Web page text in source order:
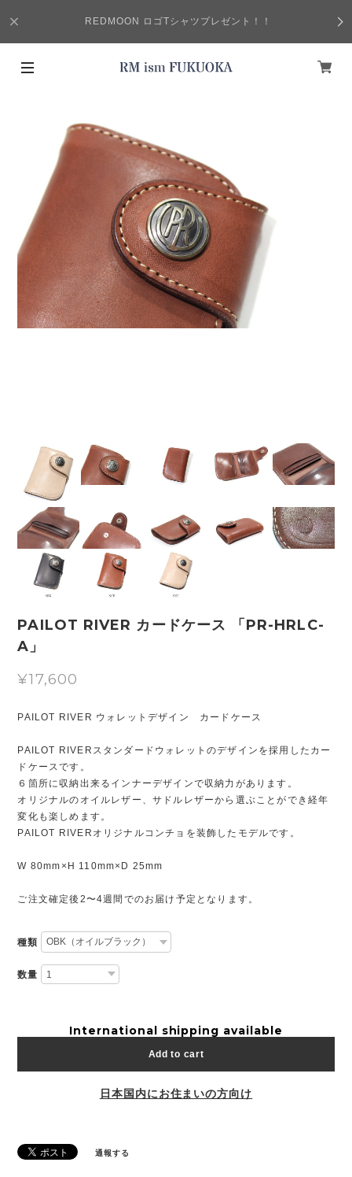
REDMOON ロゴTシャツプレゼント！！
PAILOT RIVER カードケース 「PR-HRLC-
A」
¥17,600
PAILOT RIVER ウォレットデザイン カードケース
PAILOT RIVERスタンダードウォレットのデザインを採用したカー
ドケースです。
６箇所に収納出来るインナーデザインで収納力があります。
オリジナルのオイルレザー、サドルレザーから選ぶことができ経年
変化も楽しめます。
PAILOT RIVERオリジナルコンチョを装飾したモデルです。
W 80mm×H 110mm×D 25mm
ご注文確定後2〜4週間でのお届け予定となります。
種類
数量
International shipping available
Add to cart
日本国内にお住まいの方向け
通報する